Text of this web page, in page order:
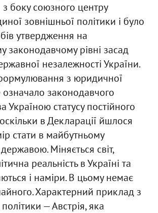
боку союзного центру
зовнішньої політики і було
утвердження на
законодавчому рівні засад
незалежності України.
з юридичної
законодавчого
Україною статусу постійного
в Декларації йшлося
стати в майбутньому
Міняється світ,
реальність в Україні та
і наміри. В цьому немає
Характерний приклад з
— Австрія, яка